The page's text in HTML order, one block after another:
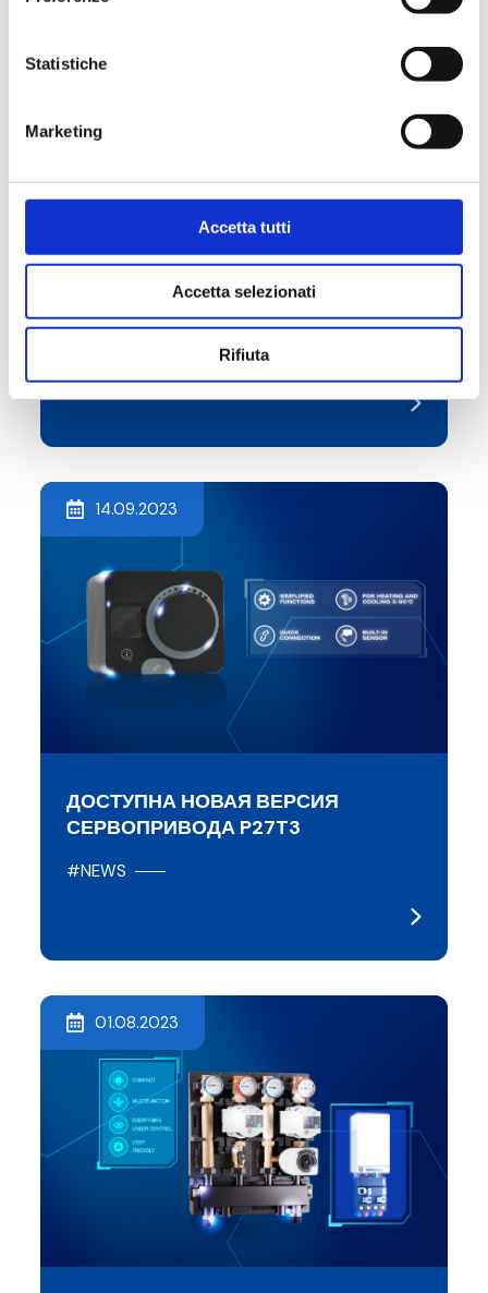
Statistiche
Marketing
Accetta tutti
Accetta selezionati
Rifiuta
AHR Expo Chicago | Booth S10558
14.09.2023
ДОСТУПНА НОВАЯ ВЕРСИЯ
СЕРВОПРИВОДА P27T3
#NEWS
01.08.2023